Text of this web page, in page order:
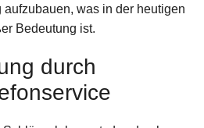
was in der heutigen
Bedeutung ist.
durch